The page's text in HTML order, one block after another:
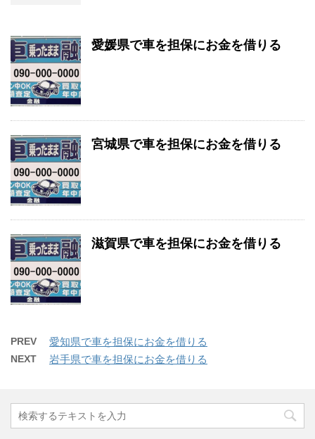
愛媛県で車を担保にお金を借りる
宮城県で車を担保にお金を借りる
滋賀県で車を担保にお金を借りる
PREV 愛知県で車を担保にお金を借りる
NEXT 岩手県で車を担保にお金を借りる